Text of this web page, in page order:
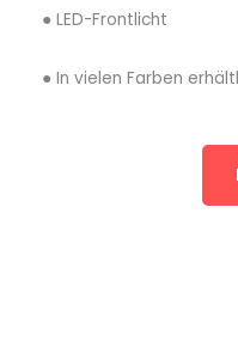
● LED-Frontlicht
● In vielen Farben